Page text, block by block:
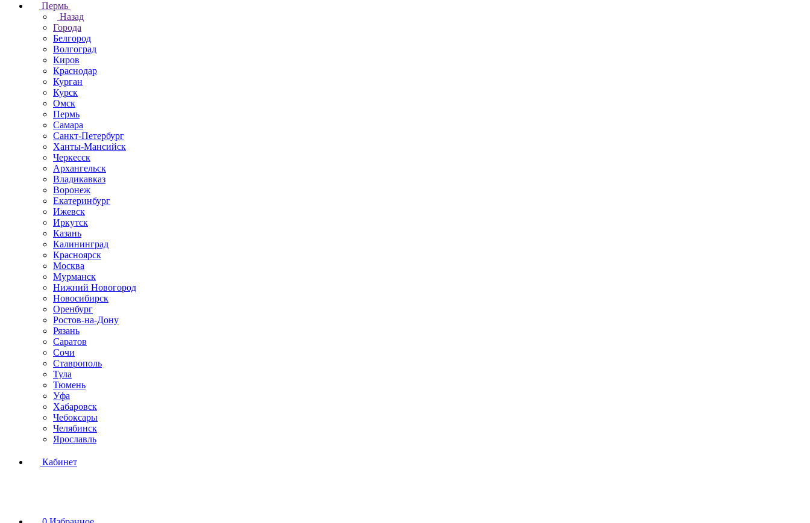
Пермь
Назад
Города
Белгород
Волгоград
Киров
Краснодар
Курган
Курск
Омск
Пермь
Самара
Санкт-Петербург
Ханты-Мансийск
Черкесск
Архангельск
Владикавказ
Воронеж
Екатеринбург
Ижевск
Иркутск
Казань
Калининград
Красноярск
Москва
Мурманск
Нижний Новогород
Новосибирск
Оренбург
Ростов-на-Дону
Рязань
Саратов
Сочи
Ставрополь
Тула
Тюмень
Уфа
Хабаровск
Чебоксары
Челябинск
Ярославль
Кабинет